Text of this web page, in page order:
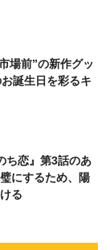
場前”の新作グッ
誕生日を彩るキ
ち恋』第3話のあ
にするため、陽
る